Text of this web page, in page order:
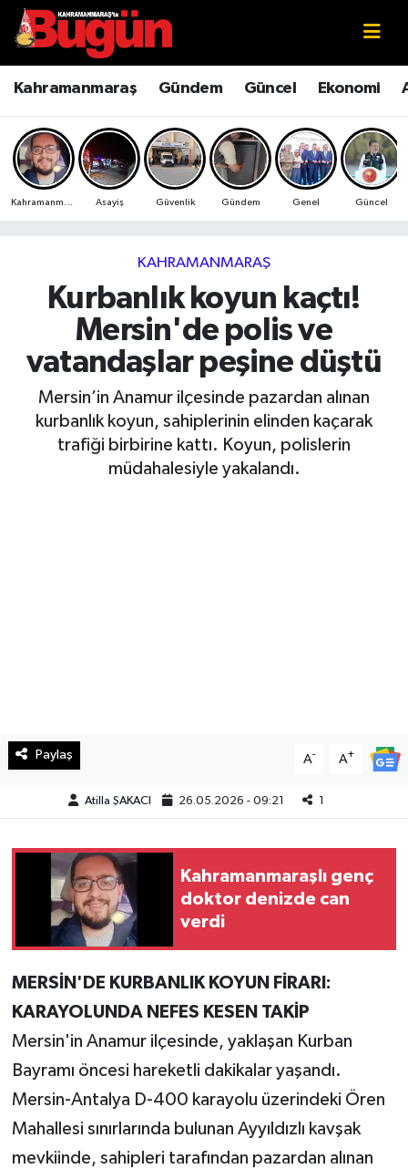
Kahramanmaraş Gündem Güncel Ekonomi
Asayiş Güvenlik Gündem Genel Güncel
KAHRAMANMARAŞ
Kurbanlık koyun kaçtı!
Mersin'de polis ve
vatandaşlar peşine düştü
Mersin’in Anamur ilçesinde pazardan alınan
kurbanlık koyun, sahiplerinin elinden kaçarak
trafiği birbirine kattı. Koyun, polislerin
müdahalesiyle yakalandı.
Paylaş A- A+
Atilla ŞAKACI 26.05.2026 - 09:21 1
Kahramanmaraşlı genç
doktor denizde can
verdi
MERSİN'DE KURBANLIK KOYUN FİRARI:
KARAYOLUNDA NEFES KESEN TAKİP
Mersin'in Anamur ilçesinde, yaklaşan Kurban
Bayramı öncesi hareketli dakikalar yaşandı.
Mersin-Antalya D-400 karayolu üzerindeki Ören
Mahallesi sınırlarında bulunan Ayyıldızlı kavşak
mevkiinde, sahipleri tarafından pazardan alınan
Kahramanmaraş
Kahramanmaraş Sokak Röportajları
Bilim ve Teknoloji
Çevre
Ekonomi
Genel
Güncel
Haberde İnsan
Spor
Teknoloji
Yaşam
KAHRAMANMARAŞ
Kahramanmaraş Nöbetçi Eczaneler
Kahramanmaraş Hava Durumu
Kahramanmaraş Namaz Vakitleri
Kahramanmaraş Trafik Yoğunluk Haritası
Süper Lig Puan Durumu ve Fikstür
Tüm Manşetler
Son Dakika Haberleri
Haber Arşivi